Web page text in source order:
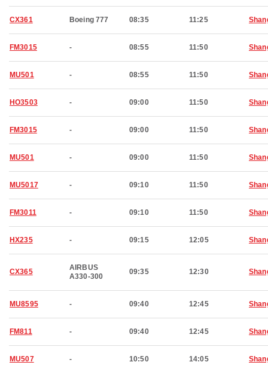
CX361 Boeing 777 08:35 11:25
FM3015 - 08:55 11:50
MU501 - 08:55 11:50
HO3503 - 09:00 11:50
FM3015 - 09:00 11:50
MU501 - 09:00 11:50
MU5017 - 09:10 11:50
FM3011 - 09:10 11:50
HX235 - 09:15 12:05
CX365
AIRBUS
A330-300
09:35 12:30
MU8595 - 09:40 12:45
FM811 - 09:40 12:45
MU507 - 10:50 14:05